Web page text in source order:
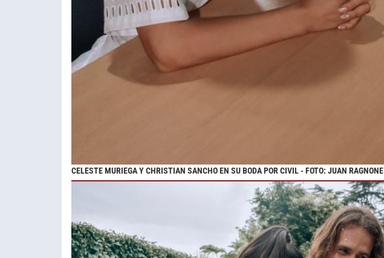
CELESTE MURIEGA Y CHRISTIAN SANCHO EN SU BODA POR CIVIL - FOTO: JUAN RAGNONE